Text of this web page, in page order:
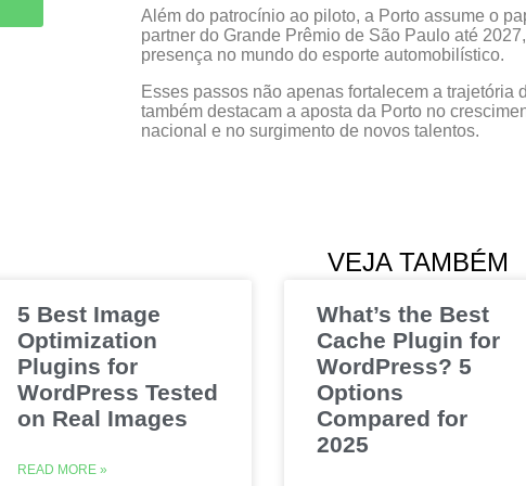
Além do patrocínio ao piloto, a Porto assume o
partner do Grande Prêmio de São Paulo até
presença no mundo do esporte automobilístico.
Esses passos não apenas fortalecem a trajetória
também destacam a aposta da Porto no
nacional e no surgimento de novos talentos.
VEJA TAMBÉM
5 Best Image
Optimization
Plugins for
WordPress Tested
on Real Images
READ MORE »
What’s the Best
Cache Plugin for
WordPress? 5
Options
Compared for
2025